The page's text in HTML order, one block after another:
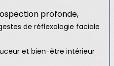
profonde,
de réflexologie faciale
et bien-être intérieur